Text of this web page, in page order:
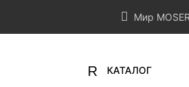
Мир MOSER
КАТАЛОГ